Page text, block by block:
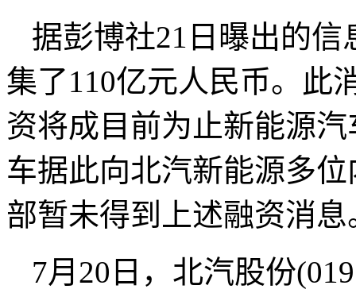
据彭博社21日曝出的
集了110亿元人民币。此
资将成目前为止新能源
车据此向北汽新能源多
部暂未得到上述融资消息
7月20日，北汽股份